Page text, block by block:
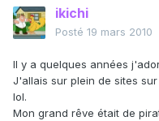
ikichi
Posté 19 mars 2010
Il y a quelques années
J'allais sur plein de sites
lol.
Mon grand rêve était de